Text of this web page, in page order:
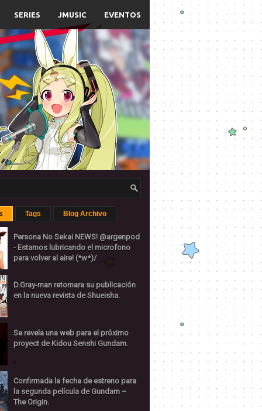
SERIES JMUSIC EVENTOS
Tags Blog Archivo
Persona No Sekai NEWS! @argenpod
- Estamos lubricando el microfono
para volver al aire! (*w*)/
D.Gray-man retomara su publicación
en la nueva revista de Shueisha.
Se revela una web para el próximo
proyect de Kidou Senshi Gundam.
Confirmada la fecha de estreno para
la segunda película de Gundam –
The Origin.